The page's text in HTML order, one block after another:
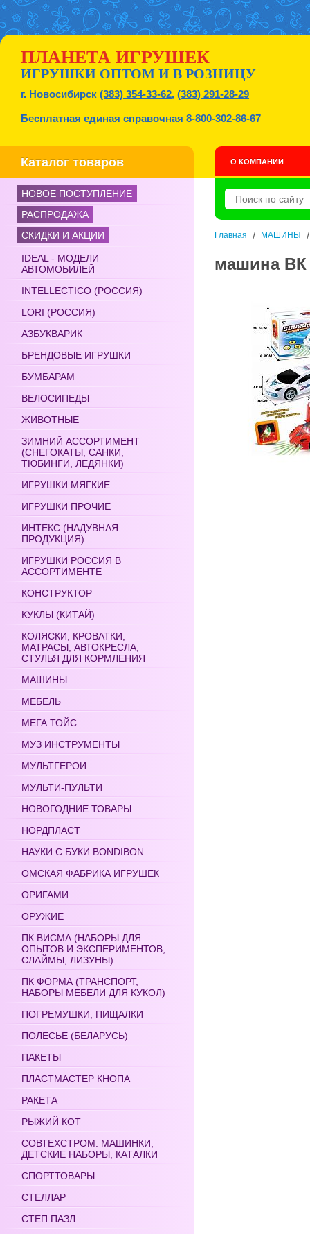
ПЛАНЕТА ИГРУШЕК
ИГРУШКИ ОПТОМ И В РОЗНИЦУ
г. Новосибирск (383) 354-33-62, (383) 291-28-29
Бесплатная единая справочная 8-800-302-86-67
Каталог товаров О КОМПАНИИ
НОВОЕ ПОСТУПЛЕНИЕ
РАСПРОДАЖА
СКИДКИ И АКЦИИ
IDEAL - МОДЕЛИ
АВТОМОБИЛЕЙ
INTELLECTICO (РОССИЯ)
LORI (РОССИЯ)
АЗБУКВАРИК
БРЕНДОВЫЕ ИГРУШКИ
БУМБАРАМ
ВЕЛОСИПЕДЫ
ЖИВОТНЫЕ
ЗИМНИЙ АССОРТИМЕНТ
(СНЕГОКАТЫ, САНКИ,
ТЮБИНГИ, ЛЕДЯНКИ)
ИГРУШКИ МЯГКИЕ
ИГРУШКИ ПРОЧИЕ
ИНТЕКС (НАДУВНАЯ
ПРОДУКЦИЯ)
ИГРУШКИ РОССИЯ В
АССОРТИМЕНТЕ
КОНСТРУКТОР
КУКЛЫ (КИТАЙ)
КОЛЯСКИ, КРОВАТКИ,
МАТРАСЫ, АВТОКРЕСЛА,
СТУЛЬЯ ДЛЯ КОРМЛЕНИЯ
МАШИНЫ
МЕБЕЛЬ
МЕГА ТОЙС
МУЗ ИНСТРУМЕНТЫ
МУЛЬТГЕРОИ
МУЛЬТИ-ПУЛЬТИ
НОВОГОДНИЕ ТОВАРЫ
НОРДПЛАСТ
НАУКИ С БУКИ BONDIBON
ОМСКАЯ ФАБРИКА ИГРУШЕК
ОРИГАМИ
ОРУЖИЕ
ПК ВИСМА (НАБОРЫ ДЛЯ
ОПЫТОВ И ЭКСПЕРИМЕНТОВ,
СЛАЙМЫ, ЛИЗУНЫ)
ПК ФОРМА (ТРАНСПОРТ,
НАБОРЫ МЕБЕЛИ ДЛЯ КУКОЛ)
ПОГРЕМУШКИ, ПИЩАЛКИ
ПОЛЕСЬЕ (БЕЛАРУСЬ)
ПАКЕТЫ
ПЛАСТМАСТЕР КНОПА
РАКЕТА
РЫЖИЙ КОТ
СОВТЕХСТРОМ: МАШИНКИ,
ДЕТСКИЕ НАБОРЫ, КАТАЛКИ
СПОРТТОВАРЫ
СТЕЛЛАР
СТЕП ПАЗЛ
Главная / МАШИНЫ
машина ВК